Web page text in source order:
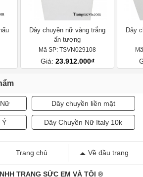
Dây chuyền nữ vàng trắng
ấn tượng
Mã SP: TSVN029108
Giá: 23.912.000₫
Dây
Dây chuyền liền mặt
Ý Dây Chuyền Nữ Italy 10k
Trang chủ Về đầu trang
TRANG SỨC EM VÀ TÔI ®